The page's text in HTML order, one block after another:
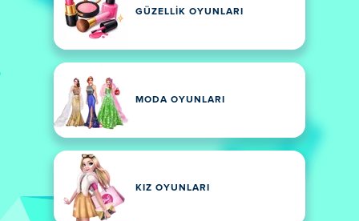
GÜZELLIK OYUNLARI
MODA OYUNLARI
KIZ OYUNLARI